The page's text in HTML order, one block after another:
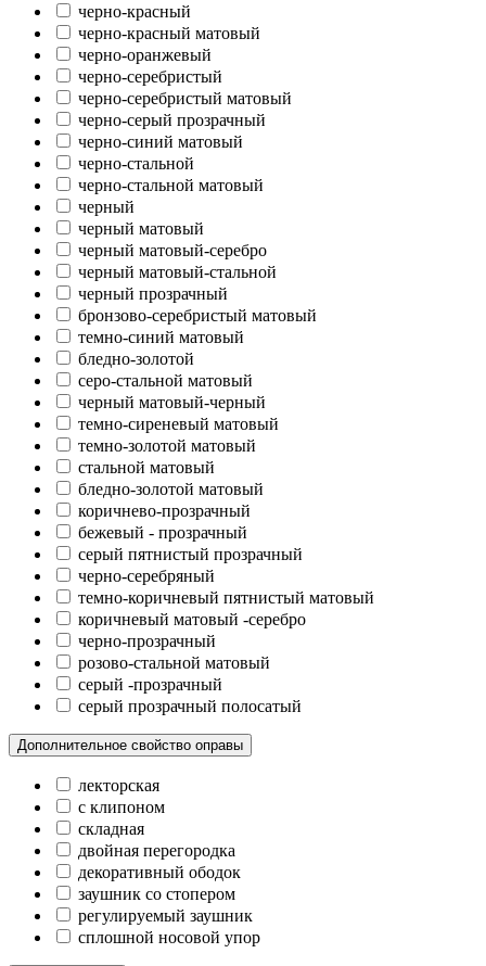
черно-красный
черно-красный матовый
черно-оранжевый
черно-серебристый
черно-серебристый матовый
черно-серый прозрачный
черно-синий матовый
черно-стальной
черно-стальной матовый
черный
черный матовый
черный матовый-серебро
черный матовый-стальной
черный прозрачный
бронзово-серебристый матовый
темно-синий матовый
бледно-золотой
серо-стальной матовый
черный матовый-черный
темно-сиреневый матовый
темно-золотой матовый
стальной матовый
бледно-золотой матовый
коричнево-прозрачный
бежевый - прозрачный
серый пятнистый прозрачный
черно-серебряный
темно-коричневый пятнистый матовый
коричневый матовый -серебро
черно-прозрачный
розово-стальной матовый
серый -прозрачный
серый прозрачный полосатый
Дополнительное свойство оправы
лекторская
с клипоном
складная
двойная перегородка
декоративный ободок
заушник со стопером
регулируемый заушник
сплошной носовой упор